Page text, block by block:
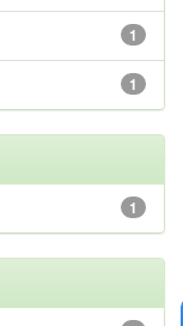
1
1
1